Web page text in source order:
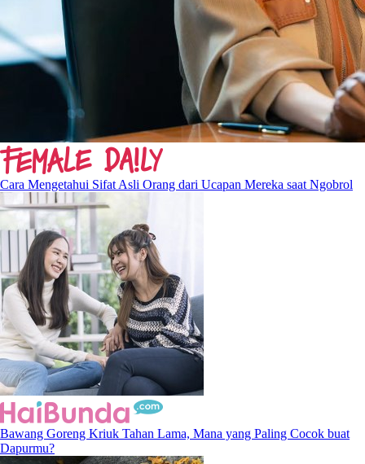
Cara Mengetahui Sifat Asli Orang dari Ucapan Mereka saat Ngobrol
Bawang Goreng Kriuk Tahan Lama, Mana yang Paling Cocok buat
Dapurmu?